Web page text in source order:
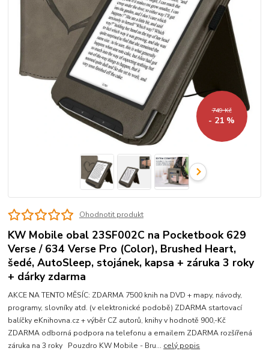
749 Kč
- 21 %
Ohodnotit produkt
KW Mobile obal 23SF002C na Pocketbook 629
Verse / 634 Verse Pro (Color), Brushed Heart,
šedé, AutoSleep, stojánek, kapsa + záruka 3 roky
+ dárky zdarma
AKCE NA TENTO MĚSÍC: ZDARMA 7500 knih na DVD + mapy, návody,
programy, slovníky atd. (v elektronické podobě) ZDARMA startovací
balíčky eKnihovna.cz + výběr CZ autorů, knihy v hodnotě 900,-Kč
ZDARMA odborná podpora na telefonu a emailem ZDARMA rozšířená
záruka na 3 roky Pouzdro KW Mobile - Bru... celý popis